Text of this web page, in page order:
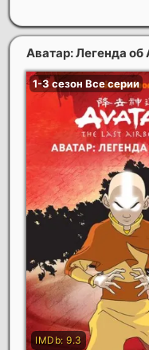
Аватар: Легенда об